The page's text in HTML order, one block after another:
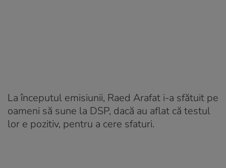
La începutul emisiunii, Raed Arafat i-a sfătuit pe
oameni să sune la DSP, dacă au aflat că testul
lor e pozitiv, pentru a cere sfaturi.